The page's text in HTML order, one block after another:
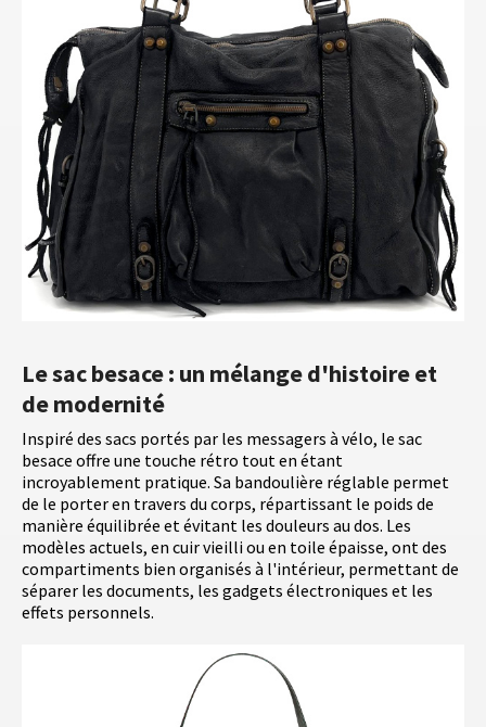
Le sac besace : un mélange d'histoire et
de modernité
Inspiré des sacs portés par les messagers à vélo, le sac
besace offre une touche rétro tout en étant
incroyablement pratique. Sa bandoulière réglable permet
de le porter en travers du corps, répartissant le poids de
manière équilibrée et évitant les douleurs au dos. Les
modèles actuels, en cuir vieilli ou en toile épaisse, ont des
compartiments bien organisés à l'intérieur, permettant de
séparer les documents, les gadgets électroniques et les
effets personnels.